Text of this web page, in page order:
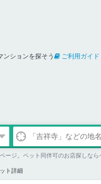
ンションを探そう
ご利用ガイド
ト詳細